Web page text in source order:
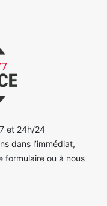
et 24h/24
dans l’immédiat,
formulaire ou à nous